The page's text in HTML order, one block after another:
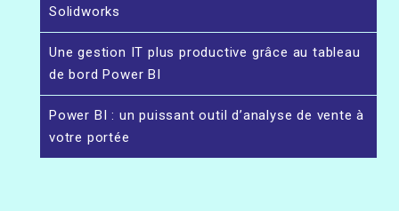
Solidworks
Une gestion IT plus productive grâce au tableau
de bord Power BI
Power BI : un puissant outil d’analyse de vente à
votre portée